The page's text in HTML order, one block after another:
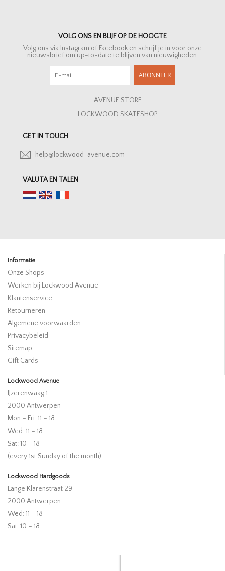
VOLG ONS EN BLIJF OP DE HOOGTE
Volg ons via Instagram of Facebook en schrijf je in voor onze
nieuwsbrief om up-to-date te blijven van nieuwigheden.
ABONNEER
AVENUE STORE
LOCKWOOD SKATESHOP
GET IN TOUCH
help@lockwood-avenue.com
VALUTA EN TALEN
Informatie
Onze Shops
Werken bij Lockwood Avenue
Klantenservice
Retourneren
Algemene voorwaarden
Privacybeleid
Sitemap
Gift Cards
Lockwood Avenue
IJzerenwaag 1
2000 Antwerpen
Mon – Fri: 11 – 18
Wed: 11 – 18
Sat: 10 – 18
(every 1st Sunday of the month)
Lockwood Hardgoods
Lange Klarenstraat 29
2000 Antwerpen
Wed: 11 – 18
Sat: 10 – 18